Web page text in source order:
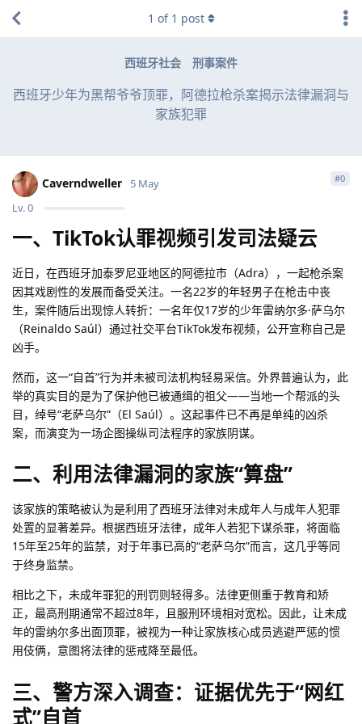
西班牙社会 刑事案件
西班牙少年为黑帮爷爷顶罪，阿德拉枪杀案揭示法律漏洞与
家族犯罪
1 of 1 post
Caverndweller
Lv.0
5 May #0
一、TikTok认罪视频引发司法疑云
近日，在西班牙加泰罗尼亚地区的阿德拉市（Adra），一起枪杀案
因其戏剧性的发展而备受关注。一名22岁的年轻男子在枪击中丧
生，案件随后出现惊人转折：一名年仅17岁的少年雷纳尔多·萨乌尔
（Reinaldo Saúl）通过社交平台TikTok发布视频，公开宣称自己是
凶手。
然而，这一“自首”行为并未被司法机构轻易采信。外界普遍认为，此
举的真实目的是为了保护他已被通缉的祖父——当地一个帮派的头
目，绰号“老萨乌尔”（El Saúl）。这起事件已不再是单纯的凶杀
案，而演变为一场企图操纵司法程序的家族阴谋。
二、利用法律漏洞的家族“算盘”
该家族的策略被认为是利用了西班牙法律对未成年人与成年人犯罪
处置的显著差异。根据西班牙法律，成年人若犯下谋杀罪，将面临
15年至25年的监禁，对于年事已高的“老萨乌尔”而言，这几乎等同
于终身监禁。
相比之下，未成年罪犯的刑罚则轻得多。法律更侧重于教育和矫
正，最高刑期通常不超过8年，且服刑环境相对宽松。因此，让未成
年的雷纳尔多出面顶罪，被视为一种让家族核心成员逃避严惩的惯
用伎俩，意图将法律的惩戒降至最低。
三、警方深入调查：证据优先于“网红
式”自首